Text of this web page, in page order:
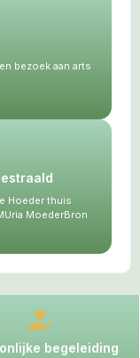
bezoek aan arts
Hoeder thuis
MoederBron
begeleiding